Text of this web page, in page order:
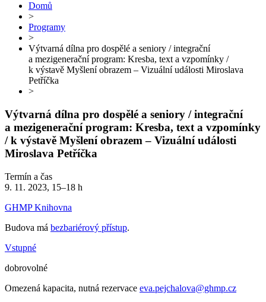
Domů
>
Programy
>
Výtvarná dílna pro dospělé a seniory / integrační
a mezigenerační program: Kresba, text a vzpomínky /
k výstavě Myšlení obrazem – Vizuální události Miroslava
Petříčka
>
Výtvarná dílna pro dospělé a seniory / integrační
a mezigenerační program: Kresba, text a vzpomínky
/ k výstavě Myšlení obrazem – Vizuální události
Miroslava Petříčka
Termín a čas
9. 11. 2023, 15–18 h
GHMP Knihovna
Budova má bezbariérový přístup.
Vstupné
dobrovolné
Omezená kapacita, nutná rezervace eva.pejchalova@ghmp.cz